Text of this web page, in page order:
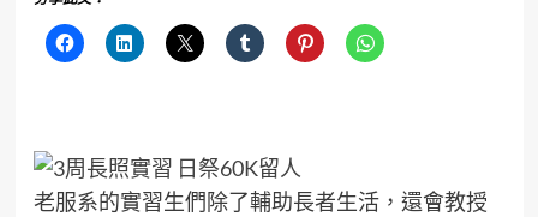
老服系的實習生們除了輔助長者生活，還會教授